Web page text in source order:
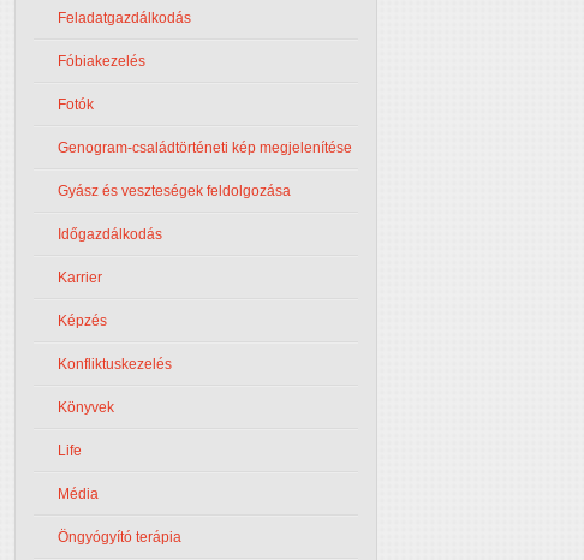
Feladatgazdálkodás
Fóbiakezelés
Fotók
Genogram-családtörténeti kép megjelenítése
Gyász és veszteségek feldolgozása
Időgazdálkodás
Karrier
Képzés
Konfliktuskezelés
Könyvek
Life
Média
Öngyógyító terápia